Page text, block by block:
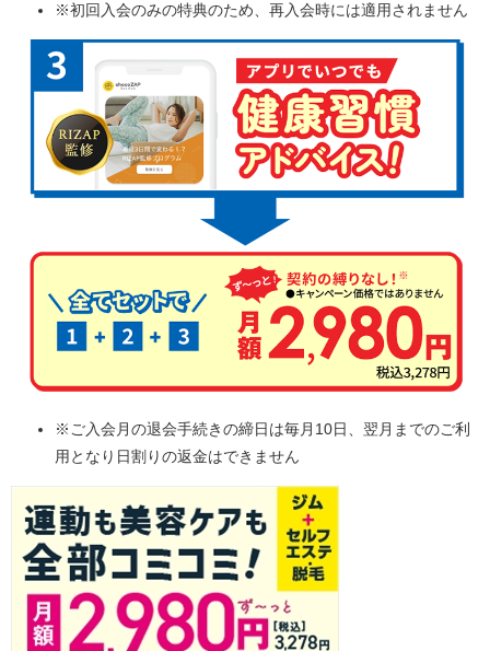
※初回入会のみの特典のため、再入会時には適用されません
※ご入会月の退会手続きの締日は毎月10日、翌月までのご利
用となり日割りの返金はできません